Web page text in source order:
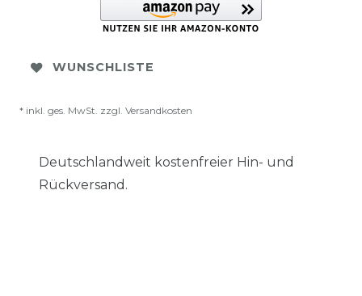
WUNSCHLISTE
* inkl. ges. MwSt. zzgl. Versandkosten
Deutschlandweit kostenfreier Hin- und
Rückversand.